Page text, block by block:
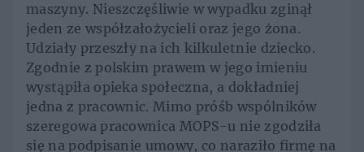
maszyny. Nieszczęśliwie w wypadku zginął
jeden ze współzałożycieli oraz jego żona.
Udziały przeszły na ich kilkuletnie dziecko.
Zgodnie z polskim prawem w jego imieniu
wystąpiła opieka społeczna, a dokładniej
jedna z pracownic. Mimo próśb wspólników
szeregowa pracownica MOPS-u nie zgodziła
się na podpisanie umowy, co naraziło firmę na